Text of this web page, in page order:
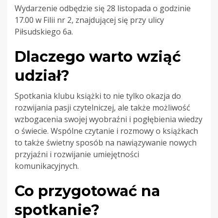
Wydarzenie odbędzie się 28 listopada o godzinie
17.00 w Filii nr 2, znajdującej się przy ulicy
Piłsudskiego 6a.
Dlaczego warto wziąć
udział?
Spotkania klubu książki to nie tylko okazja do
rozwijania pasji czytelniczej, ale także możliwość
wzbogacenia swojej wyobraźni i pogłębienia wiedzy
o świecie. Wspólne czytanie i rozmowy o książkach
to także świetny sposób na nawiązywanie nowych
przyjaźni i rozwijanie umiejętności
komunikacyjnych.
Co przygotować na
spotkanie?